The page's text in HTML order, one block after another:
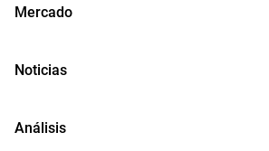
Mercado
Noticias
Análisis